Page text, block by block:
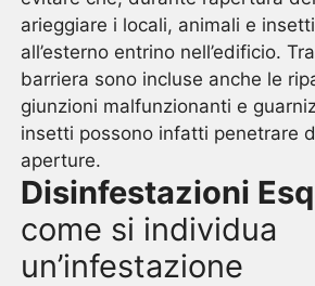
arieggiare i locali, animali e
all’esterno entrino nell’edificio.
barriera sono incluse anche le
giunzioni malfunzionanti e
insetti possono infatti penetrare
aperture.
Disinfestazioni
come si individua
un’infestazione